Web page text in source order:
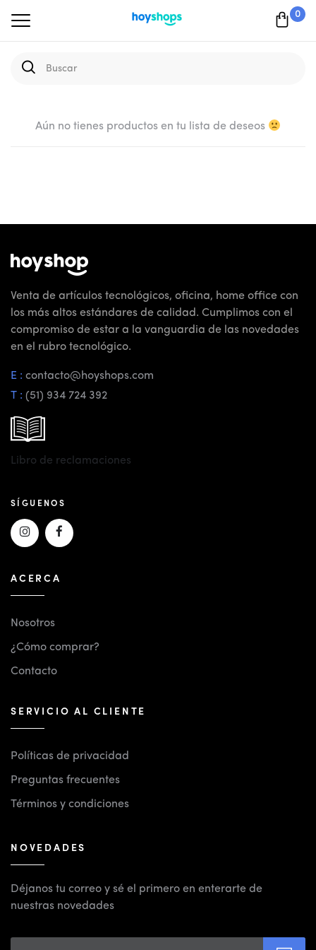
0
Aún no tienes productos en tu lista de deseos
Venta de artículos tecnológicos, oficina, home office con
los más altos estándares de calidad. Cumplimos con el
compromiso de estar a la vanguardia de las novedades
en el rubro tecnológico.
E : contacto@hoyshops.com
T : (51) 934 724 392
Libro de reclamaciones
SÍGUENOS
ACERCA
Nosotros
¿Cómo comprar?
Contacto
SERVICIO AL CLIENTE
Políticas de privacidad
Preguntas frecuentes
Términos y condiciones
NOVEDADES
Déjanos tu correo y sé el primero en enterarte de
nuestras novedades